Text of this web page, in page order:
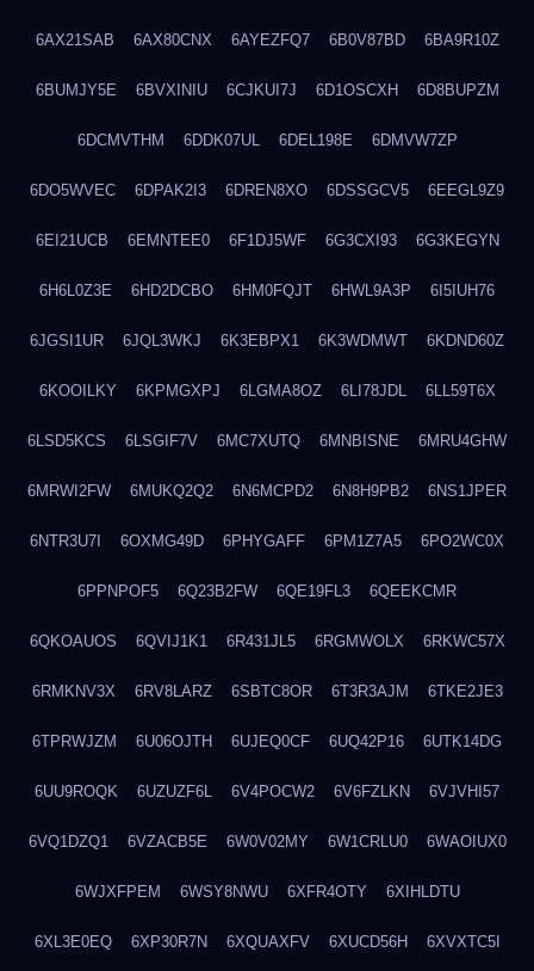
6AX21SAB 6AX80CNX 6AYEZFQ7 6B0V87BD 6BA9R10Z
6BUMJY5E 6BVXINIU 6CJKUI7J 6D1OSCXH 6D8BUPZM
6DCMVTHM 6DDK07UL 6DEL198E 6DMVW7ZP
6DO5WVEC 6DPAK2I3 6DREN8XO 6DSSGCV5 6EEGL9Z9
6EI21UCB 6EMNTEE0 6F1DJ5WF 6G3CXI93 6G3KEGYN
6H6L0Z3E 6HD2DCBO 6HM0FQJT 6HWL9A3P 6I5IUH76
6JGSI1UR 6JQL3WKJ 6K3EBPX1 6K3WDMWT 6KDND60Z
6KOOILKY 6KPMGXPJ 6LGMA8OZ 6LI78JDL 6LL59T6X
6LSD5KCS 6LSGIF7V 6MC7XUTQ 6MNBISNE 6MRU4GHW
6MRWI2FW 6MUKQ2Q2 6N6MCPD2 6N8H9PB2 6NS1JPER
6NTR3U7I 6OXMG49D 6PHYGAFF 6PM1Z7A5 6PO2WC0X
6PPNPOF5 6Q23B2FW 6QE19FL3 6QEEKCMR
6QKOAUOS 6QVIJ1K1 6R431JL5 6RGMWOLX 6RKWC57X
6RMKNV3X 6RV8LARZ 6SBTC8OR 6T3R3AJM 6TKE2JE3
6TPRWJZM 6U06OJTH 6UJEQ0CF 6UQ42P16 6UTK14DG
6UU9ROQK 6UZUZF6L 6V4POCW2 6V6FZLKN 6VJVHI57
6VQ1DZQ1 6VZACB5E 6W0V02MY 6W1CRLU0 6WAOIUX0
6WJXFPEM 6WSY8NWU 6XFR4OTY 6XIHLDTU
6XL3E0EQ 6XP30R7N 6XQUAXFV 6XUCD56H 6XVXTC5I